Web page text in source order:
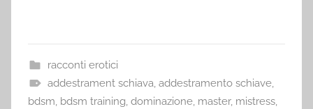
racconti erotici
addestrament schiava, addestramento schiave,
bdsm, bdsm training, dominazione, master, mistress,